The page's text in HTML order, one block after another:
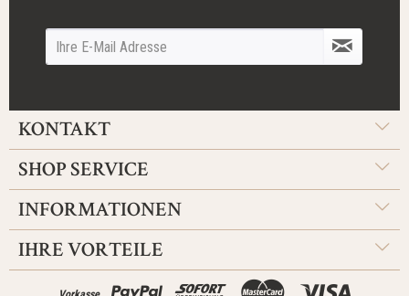
KONTAKT
SHOP SERVICE
INFORMATIONEN
IHRE VORTEILE